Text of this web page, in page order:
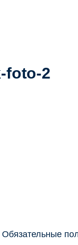
foto-2
Обязательные